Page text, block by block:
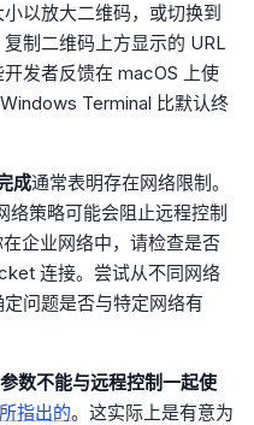
以放大二维码，或切换到
制二维码上方显示的 URL
发者反馈在 macOS 上使
Terminal 比默认终
成通常表明存在网络限制。
络策略可能会阻止远程控制
企业网络中，请检查是否
连接。尝试从不同网络
定问题是否与特定网络有
参数不能与远程控制一起使
指出的。这实际上是有意为